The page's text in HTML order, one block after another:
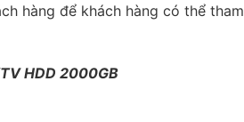
hàng để khách hàng có thể tham
HDD 2000GB